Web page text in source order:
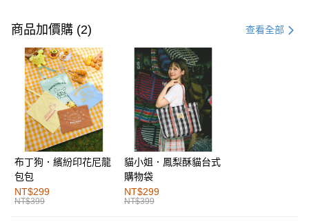
信用卡一次付款
購物金
超商取貨付款
LINE Pay
街口支付
運送方式
全家取貨付款
每筆NT$60，滿NT$1,000(含以上)免運費
商品加價購 (2) 查看全部
布丁狗．繽紛印花尼龍
包包
NT$299
NT$399
貓小姐．鳳梨酥貓台式
購物袋
NT$299
NT$399